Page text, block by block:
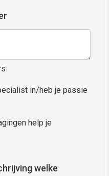
in/heb je passie
help je
welke